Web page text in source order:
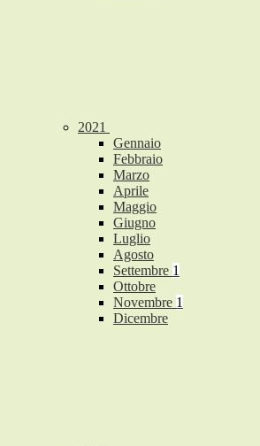
2021
Gennaio
Febbraio
Marzo
Aprile
Maggio
Giugno
Luglio
Agosto
Settembre 1
Ottobre
Novembre 1
Dicembre